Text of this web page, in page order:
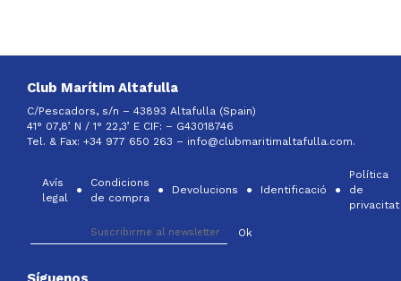
Club Marítim Altafulla
C/Pescadors, s/n – 43893 Altafulla (Spain)
41° 07,8’ N / 1° 22,3’ E CIF: – G43018746
Tel. & Fax: +34 977 650 263 – info@clubmaritimaltafulla.com.
Avís
legal
Condicions
de compra
Devolucions Identificació
Política
de
privacitat